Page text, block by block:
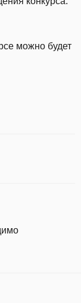
можно будет